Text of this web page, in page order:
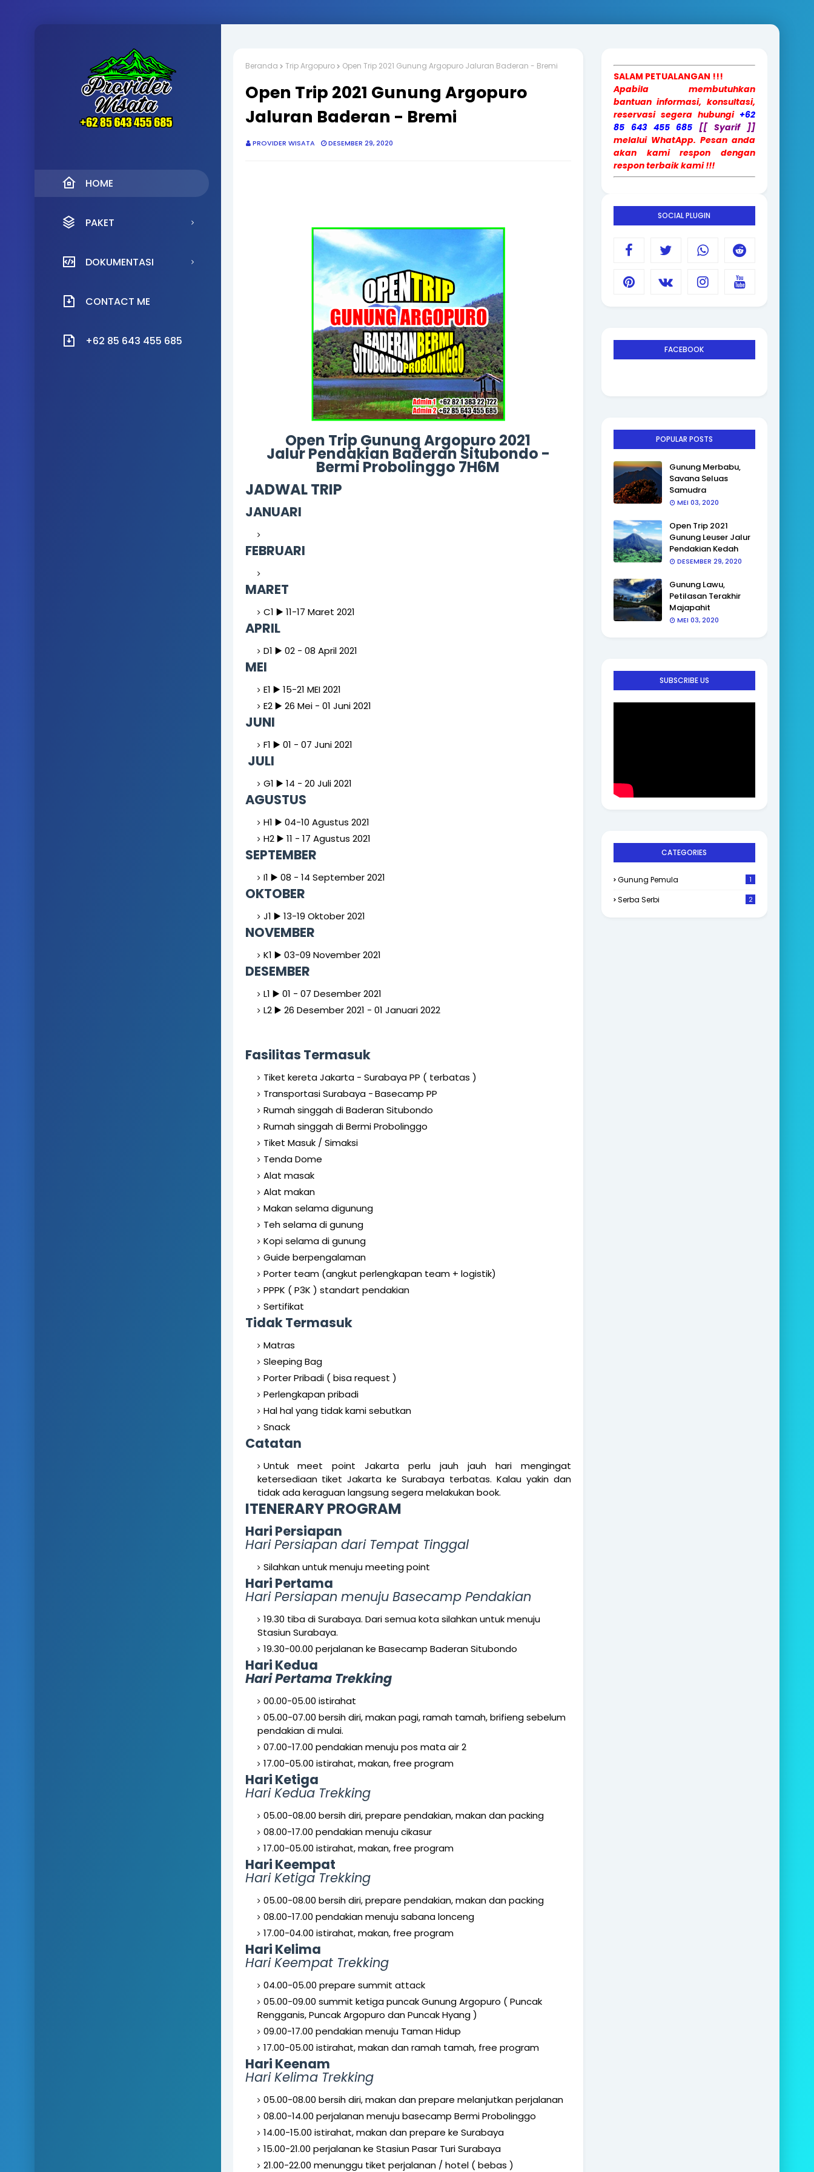
HOME
PAKET
DOKUMENTASI
CONTACT ME
+62 85 643 455 685
Beranda Trip Argopuro Open Trip 2021 Gunung Argopuro Jaluran Baderan - Bremi
Open Trip 2021 Gunung Argopuro
Jaluran Baderan - Bremi
PROVIDER WISATA DESEMBER 29, 2020
Open Trip Gunung Argopuro 2021
Jalur Pendakian Baderan Situbondo -
Bermi Probolinggo 7H6M
JADWAL TRIP
JANUARI
FEBRUARI
MARET
C1 ▶️ 11-17 Maret 2021
APRIL
D1 ▶️ 02 - 08 April 2021
MEI
E1 ▶️ 15-21 MEI 2021
E2▶️ 26 Mei - 01 Juni 2021
JUNI
F1 ▶️ 01 - 07 Juni 2021
JULI
G1 ▶️ 14 - 20 Juli 2021
AGUSTUS
H1 ▶️ 04-10 Agustus 2021
H2▶️ 11 - 17 Agustus 2021
SEPTEMBER
I1 ▶️ 08 - 14 September 2021
OKTOBER
J1 ▶️ 13-19 Oktober 2021
NOVEMBER
K1 ▶️ 03-09 November 2021
DESEMBER
L1 ▶️ 01 - 07 Desember 2021
L2▶️ 26 Desember 2021 - 01 Januari 2022
Fasilitas Termasuk
Tiket kereta Jakarta - Surabaya PP ( terbatas )
Transportasi Surabaya -Basecamp PP
Rumah singgah di Baderan Situbondo
Rumah singgah di Bermi Probolinggo
Tiket Masuk / Simaksi
Tenda Dome
Alat masak
Alat makan
Makan selama digunung
Teh selama di gunung
Kopi selama di gunung
Guide berpengalaman
Porter team (angkut perlengkapan team + logistik)
PPPK ( P3K ) standart pendakian
Sertifikat
Tidak Termasuk
Matras
Sleeping Bag
Porter Pribadi ( bisa request )
Perlengkapan pribadi
Hal hal yang tidak kami sebutkan
Snack
Catatan
Untuk meet point Jakarta perlu jauh jauh hari mengingat
ketersediaan tiket Jakarta ke Surabaya terbatas. Kalau yakin dan
tidak ada keraguan langsung segera melakukan book.
ITENERARY PROGRAM
Hari Persiapan
Hari Persiapan dari Tempat Tinggal
Silahkan untuk menuju meeting point
Hari Pertama
Hari Persiapan menuju Basecamp Pendakian
19.30 tiba di Surabaya. Dari semua kota silahkan untuk menuju
Stasiun Surabaya.
19.30-00.00 perjalanan ke Basecamp Baderan Situbondo
Hari Kedua
Hari Pertama Trekking
00.00-05.00 istirahat
05.00-07.00 bersih diri, makan pagi, ramah tamah, brifieng sebelum
pendakian di mulai.
07.00-17.00 pendakian menuju pos mata air 2
17.00-05.00 istirahat, makan, free program
Hari Ketiga
Hari Kedua Trekking
05.00-08.00 bersih diri, prepare pendakian, makan dan packing
08.00-17.00 pendakian menuju cikasur
17.00-05.00 istirahat, makan, free program
Hari Keempat
Hari Ketiga Trekking
05.00-08.00 bersih diri, prepare pendakian, makan dan packing
08.00-17.00 pendakian menuju sabana lonceng
17.00-04.00 istirahat, makan, free program
Hari Kelima
Hari Keempat Trekking
04.00-05.00 prepare summit attack
05.00-09.00 summit ketiga puncak Gunung Argopuro ( Puncak
Rengganis, Puncak Argopuro dan Puncak Hyang )
09.00-17.00 pendakian menuju Taman Hidup
17.00-05.00 istirahat, makan dan ramah tamah, free program
Hari Keenam
Hari Kelima Trekking
05.00-08.00 bersih diri, makan dan prepare melanjutkan perjalanan
08.00-14.00 perjalanan menuju basecamp Bermi Probolinggo
14.00-15.00 istirahat, makan dan prepare ke Surabaya
15.00-21.00 perjalanan ke Stasiun Pasar Turi Surabaya
21.00-22.00 menunggu tiket perjalanan / hotel ( bebas )
SALAM PETUALANGAN !!!
Apabila membutuhkan
bantuan informasi, konsultasi,
reservasi segera hubungi +62
85 643 455 685 [[ Syarif ]]
melalui WhatApp. Pesan anda
akan kami respon dengan
respon terbaik kami !!!
SOCIAL PLUGIN
FACEBOOK
POPULAR POSTS
Gunung Merbabu,
Savana Seluas
Samudra
MEI 03, 2020
Open Trip 2021
Gunung Leuser Jalur
Pendakian Kedah
DESEMBER 29, 2020
Gunung Lawu,
Petilasan Terakhir
Majapahit
MEI 03, 2020
SUBSCRIBE US
CATEGORIES
Gunung Pemula 1
Serba Serbi 2